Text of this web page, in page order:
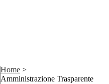
Home >
Amministrazione Trasparente